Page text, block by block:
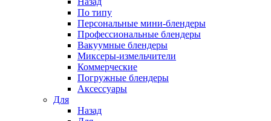
По типу
Персональные мини-блендеры
Профессиональные блендеры
Вакуумные блендеры
Миксеры-измельчители
Коммерческие
Погружные блендеры
Аксессуары
Для
Назад